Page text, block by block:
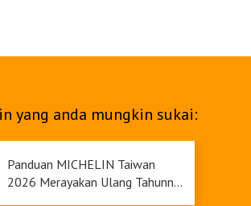
yang anda mungkin sukai:
Panduan MICHELIN Taiwan
2026 Merayakan Ulang Tahunnya